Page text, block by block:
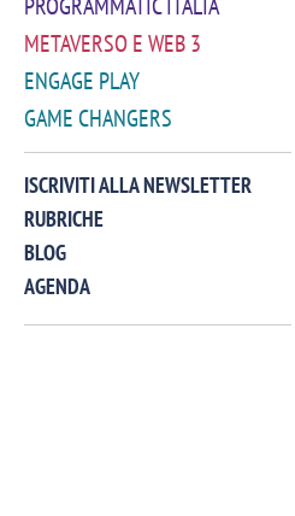
METAVERSO E WEB 3
ENGAGE PLAY
GAME CHANGERS
ISCRIVITI ALLA NEWSLETTER
RUBRICHE
BLOG
AGENDA